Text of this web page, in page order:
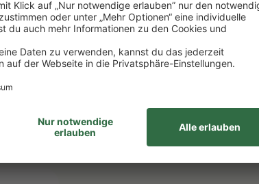
4,90 €
Lebensmittelhinweise